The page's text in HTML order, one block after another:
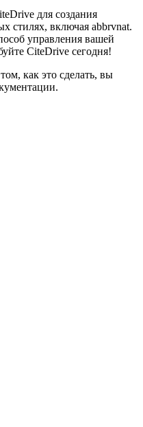
для создания
стилях, включая abbrvnat.
управления вашей
CiteDrive сегодня!
как это сделать, вы